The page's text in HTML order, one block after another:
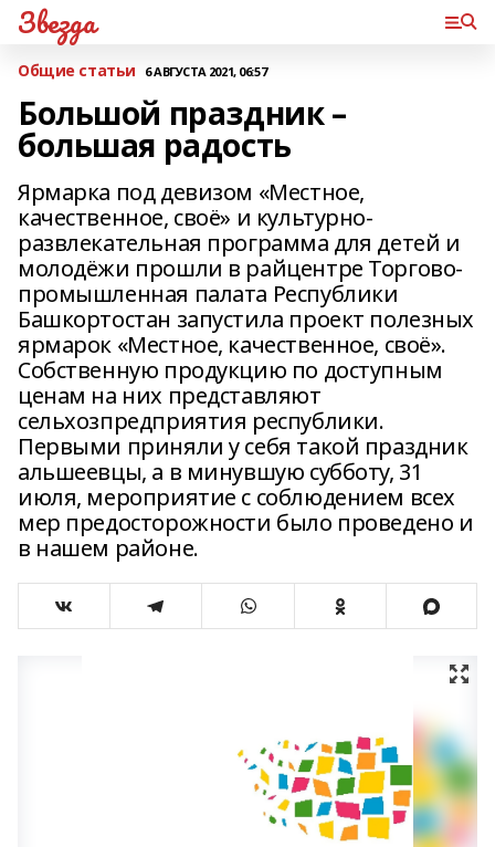
Звезда
Общие статьи 6 АВГУСТА 2021, 06:57
Большой праздник –
большая радость
Ярмарка под девизом «Местное,
качественное, своё» и культурно-
развлекательная программа для детей и
молодёжи прошли в райцентре Торгово-
промышленная палата Республики
Башкортостан запустила проект полезных
ярмарок «Местное, качественное, своё».
Собственную продукцию по доступным
ценам на них представляют
сельхозпредприятия республики.
Первыми приняли у себя такой праздник
альшеевцы, а в минувшую субботу, 31
июля, мероприятие с соблюдением всех
мер предосторожности было проведено и
в нашем районе.